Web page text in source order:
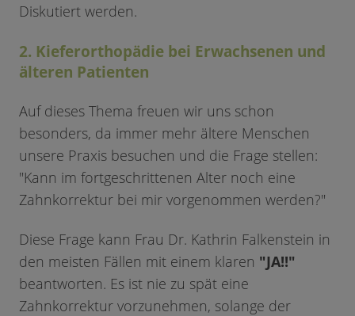
Diskutiert werden.
2. Kieferorthopädie bei Erwachsenen und
älteren Patienten
Auf dieses Thema freuen wir uns schon
besonders, da immer mehr ältere Menschen
unsere Praxis besuchen und die Frage stellen:
"Kann im fortgeschrittenen Alter noch eine
Zahnkorrektur bei mir vorgenommen werden?"
Diese Frage kann Frau Dr. Kathrin Falkenstein in
den meisten Fällen mit einem klaren "JA!!"
beantworten. Es ist nie zu spät eine
Zahnkorrektur vorzunehmen, solange der